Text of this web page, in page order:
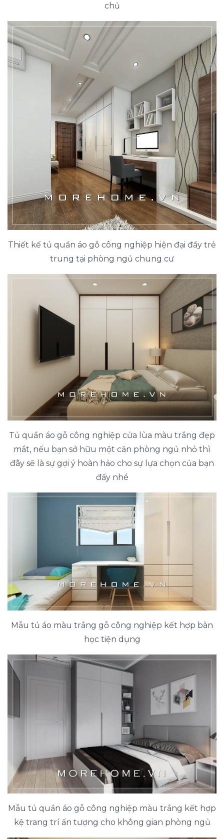
chủ
Thiết kế tủ quần áo gỗ công nghiệp hiện đại đầy trẻ
trung tại phòng ngủ chung cư
Tủ quần áo gỗ công nghiệp cửa lùa màu trắng đẹp
mắt, nếu bạn sở hữu một căn phòng ngủ nhỏ thì
đây sẽ là sự gợi ý hoàn hảo cho sự lựa chọn của bạn
đấy nhé
Mẫu tủ áo màu trắng gỗ công nghiệp kết hợp bàn
học tiện dụng
Mẫu tủ quần áo gỗ công nghiệp màu trắng kết hợp
kệ trang trí ấn tượng cho không gian phòng ngủ